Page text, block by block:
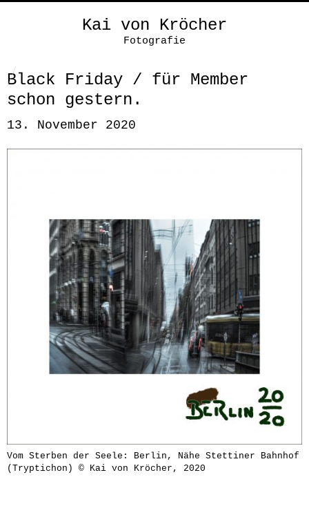
Kai von Kröcher
Fotografie
Black Friday / für Member
schon gestern.
13. November 2020
Vom Sterben der Seele: Berlin, Nähe Stettiner Bahnhof
(Tryptichon) © Kai von Kröcher, 2020